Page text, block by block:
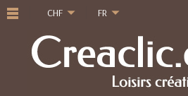
CHF FR